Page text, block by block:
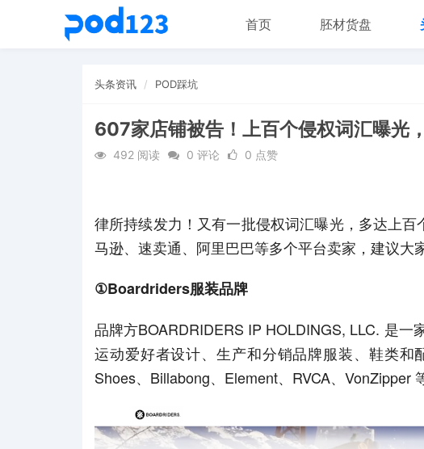
首页 胚材货盘
头条资讯 POD踩坑
607家店铺被告！上百个侵权词汇曝光
492 阅读 0 评论 0 点赞
律所持续发力！又有一批侵权词汇曝光，多达上
马逊、速卖通、阿里巴巴等多个平台卖家，建议大
①Boardriders服装品牌
品牌方BOARDRIDERS IP HOLDINGS, LLC. 是
运动爱好者设计、生产和分销品牌服装、鞋类和
Shoes、Billabong、Element、RVCA、VonZipper